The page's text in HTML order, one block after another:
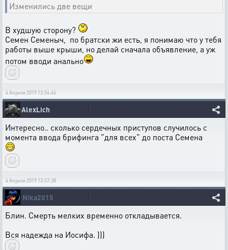
Изменились две вещи
В худшую сторону?
Семен Семеныч, по братски жи есть, я понимаю что у тебя
работы выше крыши, но делай сначала объявление, а уж
потом вводи анально
4 Апреля 2019 13:54:46
AlexLich
Интересно.. сколько сердечных приступов случилось с
момента ввода брифинга "для всех" до поста Семена
4 Апреля 2019 13:57:38
Nika2015
Блин. Смерть мелких временно откладывается.
Вся надежда на Иосифа. )))